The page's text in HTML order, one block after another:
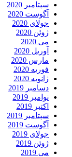
2020
2020
2020
2020
2020
2020
2020
2020
2019
2019
2019
2019
2019
2019
2019